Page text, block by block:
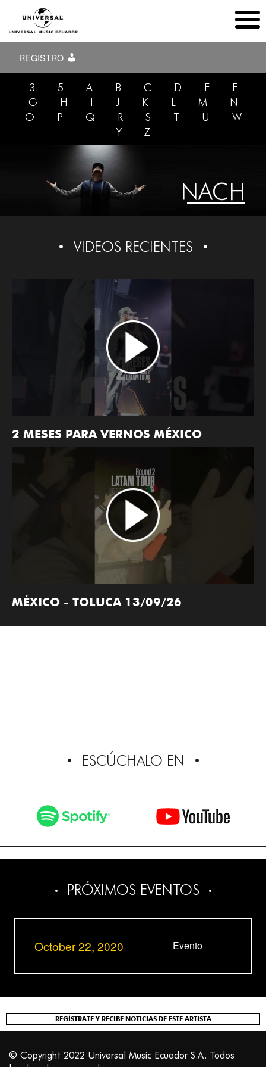
REGISTRO
3 5 A B C D E
F
G
H I J K L M
N
O
P Q R S T U
W
Y
Z
NACH
VIDEOS RECIENTES
2 MESES PARA VERNOS MÉXICO
MÉXICO - TOLUCA 13/09/26
ESCÚCHALO EN
PRÓXIMOS EVENTOS
October 22, 2020 Evento
REGÍSTRATE Y RECIBE NOTICIAS DE ESTE ARTISTA
© Copyright 2022 Universal Music Ecuador S.A. Todos